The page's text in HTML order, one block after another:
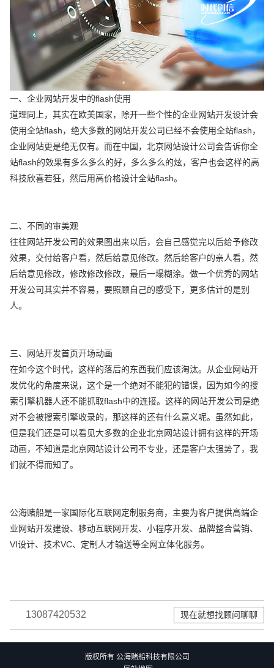
一、企业网站开发中的flash使用
道理同上，其实在欧美国家，除开一些个性的企业网站开发设计会
使用全站flash，绝大多数的网站开发公司已经不会使用全站flash，
企业网站更是绝无仅有。而在中国，北京网站设计公司会告诉你全
站flash的效果有多么多么的好，多么多么的炫，客户也会这样的高
科技欣喜若狂，然后用高价格设计全站flash。
二、不同的审美观
往往网站开发公司的效果图出来以后，会自己感觉完以后给予修改
效果，交付给客户看，然后给意见修改。然后给客户的亲人看，然
后给意见修改，修改修改修改，最后一塌糊涂。做一个优秀的网站
开发公司其实并不容易，要照顾自己的感受下，更多估计的是别
人。
三、网站开发首页开场动画
在如今这个时代，这样的落后的东西我们应该淘汰。从企业网站开
发优化的角度来说，这个是一个绝对不能犯的错误，因为如今的搜
索引擎机器人还不能抓取flash中的连接。这样的网站开发公司是绝
对不会被搜索引擎收录的，那这样的还有什么意义呢。虽然如此，
但是我们还是可以看见大多数的企业北京网站设计拥有这样的开场
动画，不知道是北京网站设计公司不专业，还是客户太强势了，我
们就不得而知了。
公海赌船是一家国际化互联网定制服务商，主要为客户提供高端企
业网站开发建设、移动互联网开发、小程序开发、品牌整合营销、
VI设计、技术VC、定制人才输送等全网立体化服务。
13087420532 现在就想找顾问聊聊
版权所有 公海赌船科技有限公司